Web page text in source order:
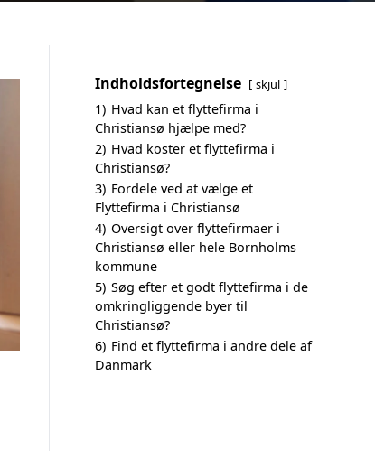
Indholdsfortegnelse skjul
1) Hvad kan et flyttefirma i
Christiansø hjælpe med?
2) Hvad koster et flyttefirma i
Christiansø?
3) Fordele ved at vælge et
Flyttefirma i Christiansø
4) Oversigt over flyttefirmaer i
Christiansø eller hele Bornholms
kommune
5) Søg efter et godt flyttefirma i de
omkringliggende byer til
Christiansø?
6) Find et flyttefirma i andre dele af
Danmark